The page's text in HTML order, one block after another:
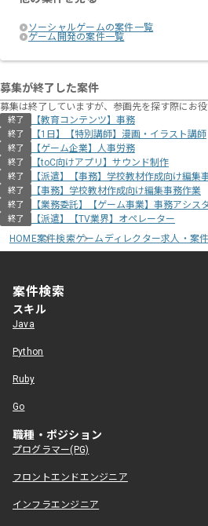
ソーシャルゲームの案件一覧
ゲーム開発の案件一覧
募集が終了した案件
募集は終了していますが、参画先を探す際にお
終了 【教育コンテンツ】事務
終了 【1日】【特別講師】漫画・イラスト講師
終了 【ゲーム企業】人事労務
終了 【toC向けアプリ】サウンド制作
終了 【派遣】【事務】学校教材作成向け編集
終了 【事務】学校教材作成向け編集事務作業
終了 【業務委託】【ゲーム事業】事務アシス
終了
【派遣】【TV業界】オペレーター
HOME案件検索ゲームディレクター求人・案件
案件検索
スキル
Java
Python
Ruby
Go
職種・ポジション
プログラマー(PG)
フロントエンドエンジニア
インフラエンジニア